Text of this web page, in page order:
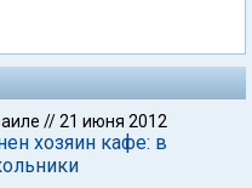
//21 июня 2012
хозяин кафе: в